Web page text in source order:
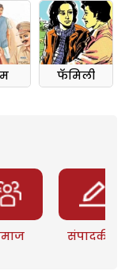
फॅमिली
संपादकीय